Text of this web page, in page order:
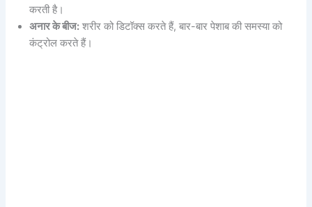
करती है।
अनार के बीज: शरीर को डिटॉक्स करते हैं, बार-बार पेशाब की समस्या को
कंट्रोल करते हैं।